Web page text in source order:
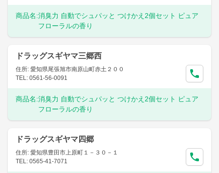
商品名:消臭力 自動でシュパッと つけかえ2個セット ピュア
フローラルの香り
ドラッグスギヤマ三郷西
住所: 愛知県尾張旭市南原山町赤土２００
TEL: 0561-56-0091
商品名:消臭力 自動でシュパッと つけかえ2個セット ピュア
フローラルの香り
ドラッグスギヤマ四郷
住所: 愛知県豊田市上原町１－３０－１
TEL: 0565-41-7071